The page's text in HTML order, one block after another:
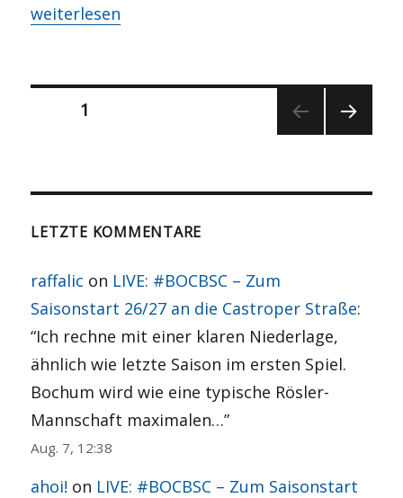
„Circus Sarrasani?“
weiterlesen
Seitennummerierung
Beiträge
1
LETZTE KOMMENTARE
raffalic on LIVE: #BOCBSC – Zum
Saisonstart 26/27 an die Castroper Straße:
“Ich rechne mit einer klaren Niederlage,
ähnlich wie letzte Saison im ersten Spiel.
Bochum wird wie eine typische Rösler-
Mannschaft maximalen…”
Aug. 7, 12:38
ahoi! on LIVE: #BOCBSC – Zum Saisonstart